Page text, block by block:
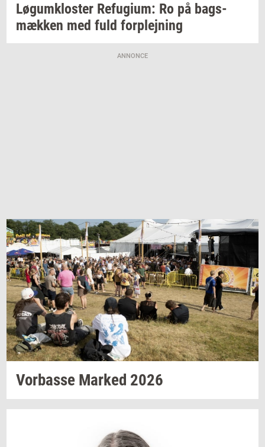
Løgum­klo­ster Re­fu­gi­um: Ro på bags­
mæk­ken med fuld for­plej­ning
ANNONCE
Vor­bas­se Mar­ked 2026